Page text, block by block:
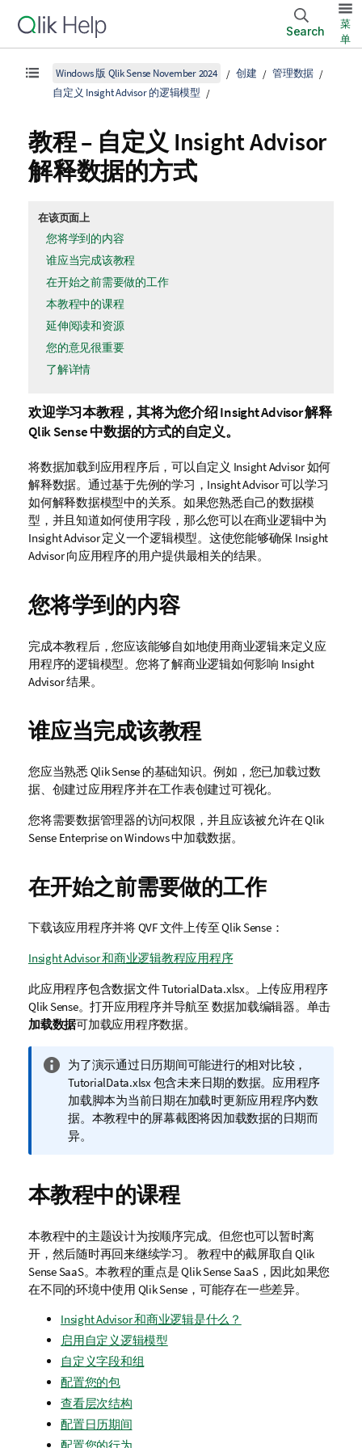
Search
菜
单
Windows 版 Qlik Sense November 2024 创建
管理数据
自定义 Insight Advisor 的逻辑模型
教程 – 自定义 Insight Advisor
解释数据的方式
在该页面上
您将学到的内容
谁应当完成该教程
在开始之前需要做的工作
本教程中的课程
延伸阅读和资源
您的意见很重要
了解详情
欢迎学习本教程，其将为您介绍 Insight Advisor 解释
Qlik Sense中数据的方式的自定义。
将数据加载到应用程序后，可以自定义 Insight Advisor如何
解释数据。通过基于先例的学习， Insight Advisor可以学习
如何解释数据模型中的关系。如果您熟悉自己的数据模
型，并且知道如何使用字段，那么您可以在商业逻辑中为
Insight Advisor定义一个逻辑模型。这使您能够确保 Insight
Advisor向应用程序的用户提供最相关的结果。
您将学到的内容
完成本教程后，您应该能够自如地使用商业逻辑来定义应
用程序的逻辑模型。您将了解商业逻辑如何影响 Insight
Advisor结果。
谁应当完成该教程
您应当熟悉 Qlik Sense 的基础知识。例如，您已加载过数
据、创建过应用程序并在工作表创建过可视化。
您将需要数据管理器的访问权限，并且应该被允许在Qlik
Sense Enterprise on Windows中加载数据。
在开始之前需要做的工作
下载该应用程序并将QVF文件上传至Qlik Sense：
Insight Advisor 和商业逻辑教程应用程序
此应用程序包含数据文件TutorialData.xlsx。上传应用程序
Qlik Sense。打开应用程序并导航至 数据加载编辑器。单击
加载数据可加载应用程序数据。
信
息
注
释
为了演示通过日历期间可能进行的相对比较，
TutorialData.xlsx包含未来日期的数据。应用程序
加载脚本为当前日期在加载时更新应用程序内数
据。本教程中的屏幕截图将因加载数据的日期而
异。
本教程中的课程
本教程中的主题设计为按顺序完成。但您也可以暂时离
开，然后随时再回来继续学习。
教程中的截屏取自 Qlik
Sense SaaS。本教程的重点是Qlik Sense SaaS，因此如果您
在不同的环境中使用 Qlik Sense ，可能存在一些差异。
Insight Advisor 和商业逻辑是什么？
启用自定义逻辑模型
自定义字段和组
配置您的包
查看层次结构
配置日历期间